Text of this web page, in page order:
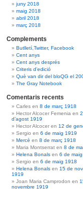
juny 2018
maig 2018
abril 2018
març 2018
Complements
Butlletí,Twitter, Facebook
Cent anys
Cent anys després
Criteris d’edició
Què van dir del bloQG el
The Gray Notebook
Comentaris recents
Carles en 8 de març 1918
Hector Alcocer Femenia en
d’agost 1919
Hector Alcocer en 12 de
Sergio en 6 de maig 1919
Mercè en 8 de març 1918
Maria Montserrat en 8 de
Helena Bonals en 6 de
Sergio en 6 de maig 1918
Helena Bonals en 15 de
1919
Joan Maria Camprodon en
novembre 1919